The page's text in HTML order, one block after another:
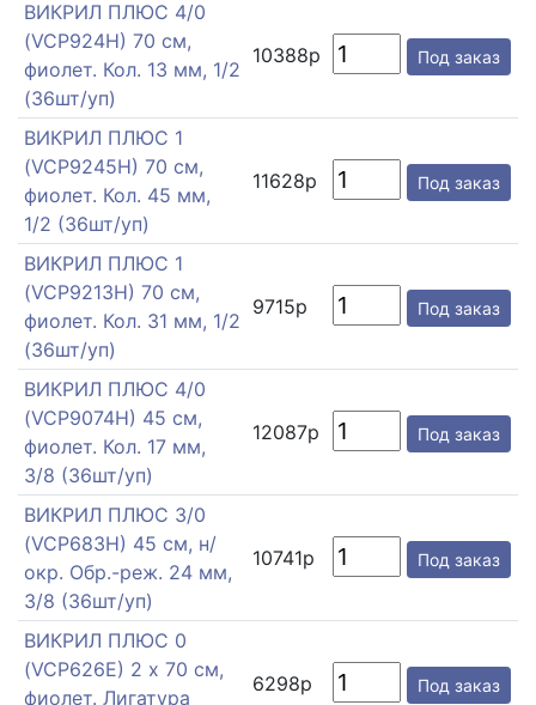
ВИКРИЛ ПЛЮС 4/0
(VCP924H) 70 см,
фиолет. Кол. 13 мм, 1/2
(36шт/уп)
10388р Под заказ
ВИКРИЛ ПЛЮС 1
(VCP9245H) 70 см,
фиолет. Кол. 45 мм,
1/2 (36шт/уп)
11628р Под заказ
ВИКРИЛ ПЛЮС 1
(VCP9213H) 70 см,
фиолет. Кол. 31 мм, 1/2
(36шт/уп)
9715р Под заказ
ВИКРИЛ ПЛЮС 4/0
(VCP9074H) 45 см,
фиолет. Кол. 17 мм,
3/8 (36шт/уп)
12087р Под заказ
ВИКРИЛ ПЛЮС 3/0
(VCP683H) 45 см, н/
окр. Обр.-реж. 24 мм,
3/8 (36шт/уп)
10741р Под заказ
ВИКРИЛ ПЛЮС 0
(VCP626E) 2 х 70 см,
фиолет. Лигатура
6298р Под заказ